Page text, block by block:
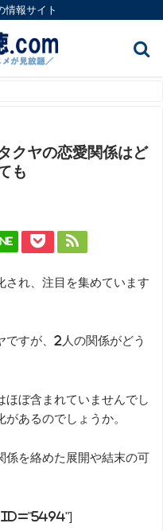
情報サイト
クヤの恋愛関係はど
も
され、注目を集めています
ですが、2人の関係がどう
ぼ含まれていませんでし
あるのでしょうか。
係を絡めた展開や結末の可